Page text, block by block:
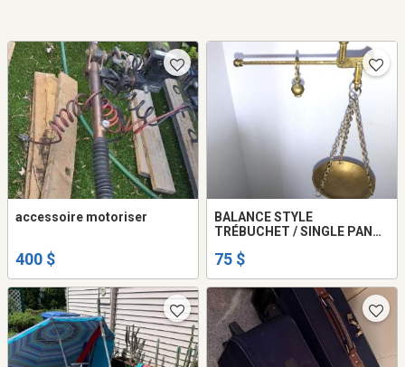
accessoire motoriser
400 $
BALANCE STYLE
TRÉBUCHET / SINGLE PAN
75 $